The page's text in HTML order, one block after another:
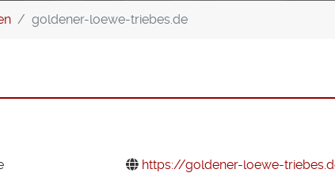
goldener-loewe-triebes.de
https://goldener-loewe-